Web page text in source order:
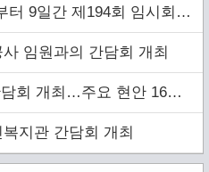
9일간 제194회 임시회 개회
임원과의 간담회 개최
개최…주요 현안 16건 점검
지관 간담회 개최